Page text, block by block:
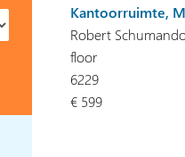
Kantoorruimte,
Robert
floor
6229
€ 599